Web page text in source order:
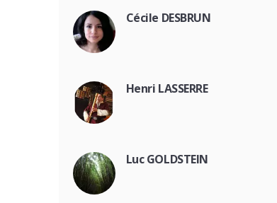
Cécile DESBRUN
Henri LASSERRE
Luc GOLDSTEIN